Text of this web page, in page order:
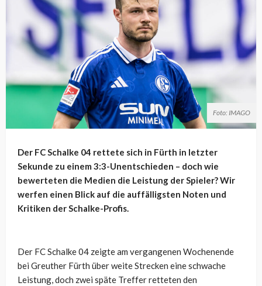
Foto: IMAGO
Der FC Schalke 04 rettete sich in Fürth in letzter
Sekunde zu einem 3:3-Unentschieden – doch wie
bewerteten die Medien die Leistung der Spieler? Wir
werfen einen Blick auf die auffälligsten Noten und
Kritiken der Schalke-Profis.
Der FC Schalke 04 zeigte am vergangenen Wochenende
bei Greuther Fürth über weite Strecken eine schwache
Leistung, doch zwei späte Treffer retteten den